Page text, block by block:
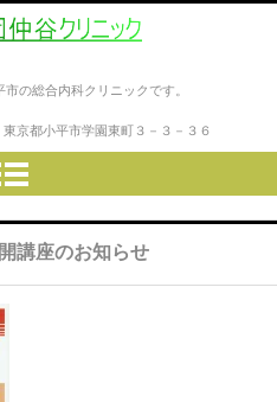
クリニック
の総合内科クリニックです。
京都小平市学園東町３－３－３６
講座のお知らせ